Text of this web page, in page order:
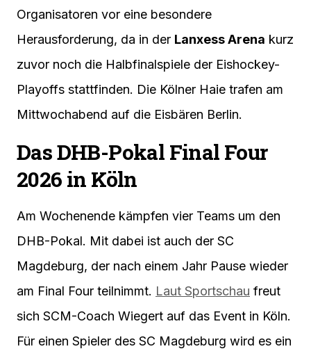
Organisatoren vor eine besondere
Herausforderung, da in der Lanxess Arena kurz
zuvor noch die Halbfinalspiele der Eishockey-
Playoffs stattfinden. Die Kölner Haie trafen am
Mittwochabend auf die Eisbären Berlin.
Das DHB-Pokal Final Four
2026 in Köln
Am Wochenende kämpfen vier Teams um den
DHB-Pokal. Mit dabei ist auch der SC
Magdeburg, der nach einem Jahr Pause wieder
am Final Four teilnimmt. Laut Sportschau freut
sich SCM-Coach Wiegert auf das Event in Köln.
Für einen Spieler des SC Magdeburg wird es ein